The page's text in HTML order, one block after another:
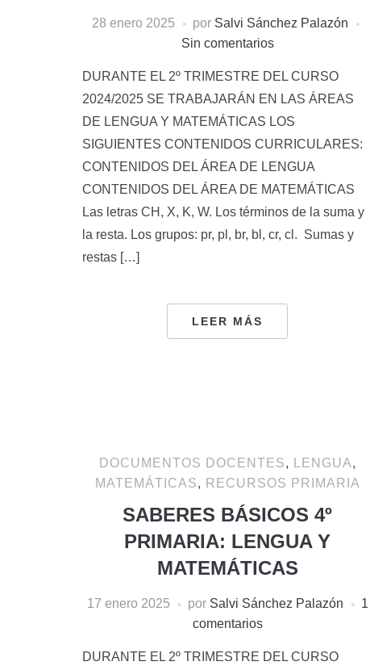
28 enero 2025 por Salvi Sánchez Palazón
Sin comentarios
DURANTE EL 2º TRIMESTRE DEL CURSO
2024/2025 SE TRABAJARÁN EN LAS ÁREAS
DE LENGUA Y MATEMÁTICAS LOS
SIGUIENTES CONTENIDOS CURRICULARES:
CONTENIDOS DEL ÁREA DE LENGUA
CONTENIDOS DEL ÁREA DE MATEMÁTICAS
Las letras CH, X, K, W. Los términos de la suma y
la resta. Los grupos: pr, pl, br, bl, cr, cl. Sumas y
restas […]
LEER MÁS
DOCUMENTOS DOCENTES, LENGUA,
MATEMÁTICAS, RECURSOS PRIMARIA
SABERES BÁSICOS 4º
PRIMARIA: LENGUA Y
MATEMÁTICAS
17 enero 2025 por Salvi Sánchez Palazón
1
comentarios
DURANTE EL 2º TRIMESTRE DEL CURSO